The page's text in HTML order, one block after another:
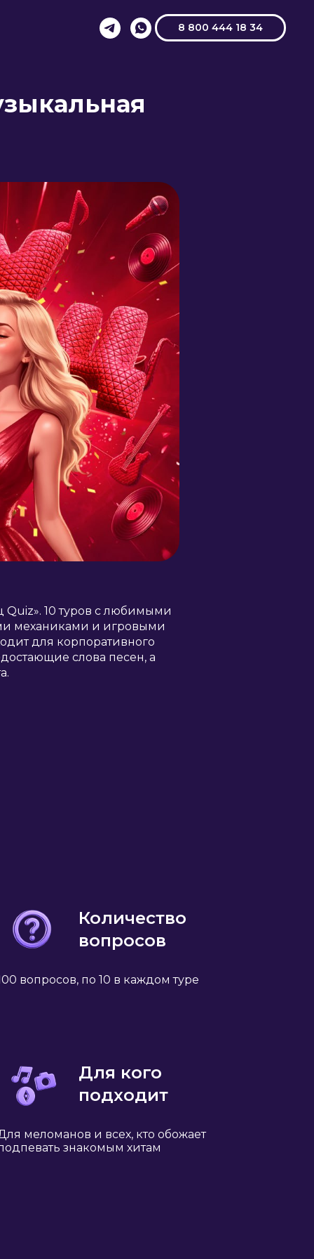
8 800 444 18 34
10 туров с любимыми
механиками и игровыми
для корпоративного
слова песен, а
Количество
вопросов
вопросов, по 10 в каждом туре
Для кого
подходит
меломанов и всех, кто обожает
знакомым хитам